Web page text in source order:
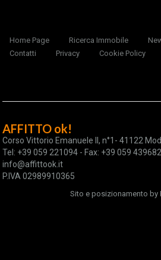
Home Page Ricerca Immobile
Contatti
Privacy Cookie Policy
AFFITTO ok!
Corso Vittorio Emanuele II, n°1- 41122
Tel: +39 059 221094 - Fax: +39 059
info@affittook.it
P.IVA 02989910365
Sito e posizionamento by